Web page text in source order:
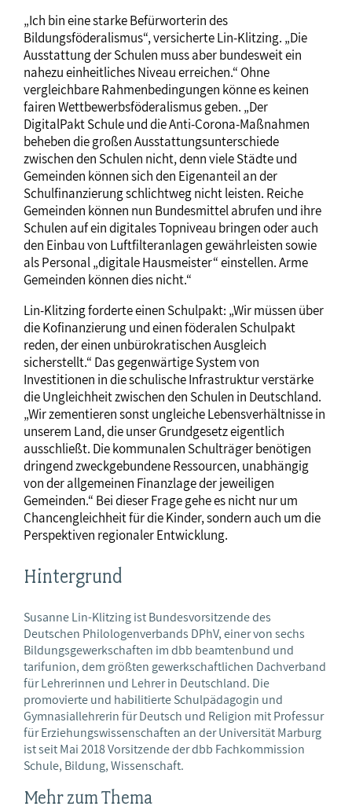
„Ich bin eine starke Befürworterin des
Bildungsföderalismus“, versicherte Lin-Klitzing. „Die
Ausstattung der Schulen muss aber bundesweit ein
nahezu einheitliches Niveau erreichen.“ Ohne
vergleichbare Rahmenbedingungen könne es keinen
fairen Wettbewerbsföderalismus geben. „Der
DigitalPakt Schule und die Anti-Corona-Maßnahmen
beheben die großen Ausstattungsunterschiede
zwischen den Schulen nicht, denn viele Städte und
Gemeinden können sich den Eigenanteil an der
Schulfinanzierung schlichtweg nicht leisten. Reiche
Gemeinden können nun Bundesmittel abrufen und ihre
Schulen auf ein digitales Topniveau bringen oder auch
den Einbau von Luftfilteranlagen gewährleisten sowie
als Personal „digitale Hausmeister“ einstellen. Arme
Gemeinden können dies nicht.“
Lin-Klitzing forderte einen Schulpakt: „Wir müssen über
die Kofinanzierung und einen föderalen Schulpakt
reden, der einen unbürokratischen Ausgleich
sicherstellt.“ Das gegenwärtige System von
Investitionen in die schulische Infrastruktur verstärke
die Ungleichheit zwischen den Schulen in Deutschland.
„Wir zementieren sonst ungleiche Lebensverhältnisse in
unserem Land, die unser Grundgesetz eigentlich
ausschließt. Die kommunalen Schulträger benötigen
dringend zweckgebundene Ressourcen, unabhängig
von der allgemeinen Finanzlage der jeweiligen
Gemeinden.“ Bei dieser Frage gehe es nicht nur um
Chancengleichheit für die Kinder, sondern auch um die
Perspektiven regionaler Entwicklung.
Hintergrund
Susanne Lin-Klitzing ist Bundesvorsitzende des
Deutschen Philologenverbands DPhV, einer von sechs
Bildungsgewerkschaften im dbb beamtenbund und
tarifunion, dem größten gewerkschaftlichen Dachverband
für Lehrerinnen und Lehrer in Deutschland. Die
promovierte und habilitierte Schulpädagogin und
Gymnasiallehrerin für Deutsch und Religion mit Professur
für Erziehungswissenschaften an der Universität Marburg
ist seit Mai 2018 Vorsitzende der dbb Fachkommission
Schule, Bildung, Wissenschaft.
Mehr zum Thema